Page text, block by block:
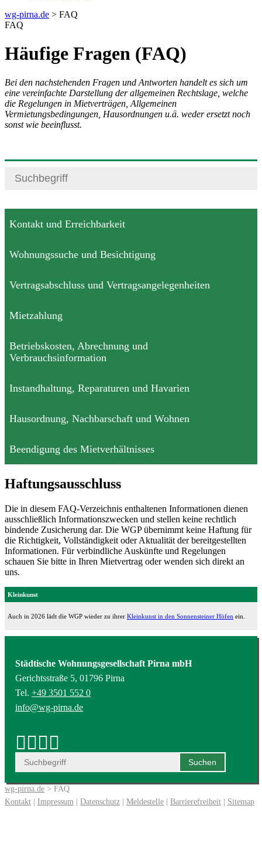
wg-pirna.de > FAQ
FAQ
Häufige Fragen (FAQ)
Bei den nachstehenden Fragen und Antworten handelt es sich um
eine vereinfachte Darstellung der allgemeinen Rechtslage, welche
die Regelungen in Mietverträgen, Allgemeinen
Vermietungsbedingungen, Hausordnungen u.ä. weder ersetzt noch
sonst wie beeinflusst.
Kontakt und Erreichbarkeit
Wohnungssuche und Besichtigung
Vertragsabschluss und Vertragsangelegenheiten
Mietzahlung
Betriebskosten, Abrechnung und
Verbrauchsinformation
Instandhaltung, Reparaturen und Havarien
Hausordnung, Nachbarschaft und Wohnen
Beendigung des Mietverhältnisses
Haftungsausschluss
Die in diesem FAQ-Verzeichnis enthaltenen Informationen dienen
ausschließlich Informationszwecken und stellen keine rechtlich
bindende Zusicherung dar. Die WGP übernimmt keine Haftung für
die Richtigkeit, Vollständigkeit oder Aktualität der bereitgestellten
Informationen. Für verbindliche Auskünfte und Regelungen
schauen Sie bitte in Ihren Mietvertrag oder wenden sich direkt an
uns.
Kleinkunst
Auch in 2026 lädt die WGP wieder zu ihrer Kleinkunst in den Sonnensteiner Höfen ein.
Städtische Wohnungsgesellschaft Pirna mbH
Gerichtsstraße 5, 01796 Pirna
Tel. +49 3501 552 0
info@wg-pirna.de
wg-pirna.de > FAQ
Kontakt | Impressum | Datenschutz | Meldestelle | Barrierefreiheit | Sitemap